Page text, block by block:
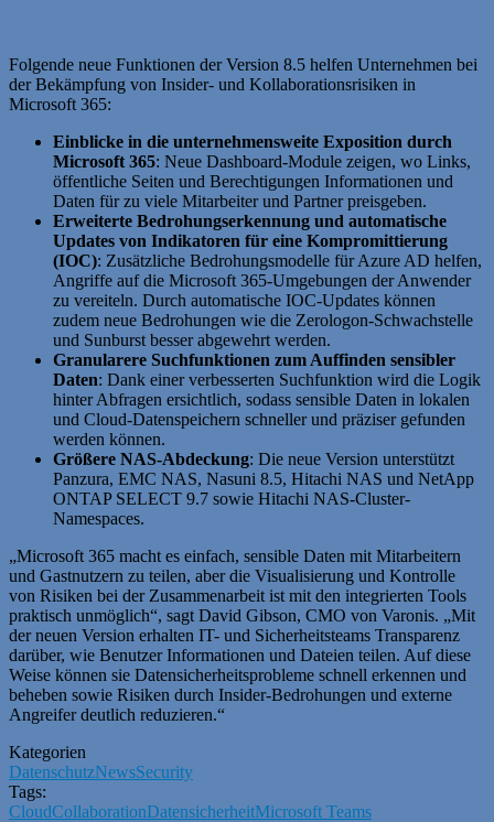
Folgende neue Funktionen der Version 8.5 helfen Unternehmen bei
der Bekämpfung von Insider- und Kollaborationsrisiken in
Microsoft 365:
Einblicke in die unternehmensweite Exposition durch
Microsoft 365: Neue Dashboard-Module zeigen, wo Links,
öffentliche Seiten und Berechtigungen Informationen und
Daten für zu viele Mitarbeiter und Partner preisgeben.
Erweiterte Bedrohungserkennung und automatische
Updates von Indikatoren für eine Kompromittierung
(IOC): Zusätzliche Bedrohungsmodelle für Azure AD helfen,
Angriffe auf die Microsoft 365-Umgebungen der Anwender
zu vereiteln. Durch automatische IOC-Updates können
zudem neue Bedrohungen wie die Zerologon-Schwachstelle
und Sunburst besser abgewehrt werden.
Granularere Suchfunktionen zum Auffinden sensibler
Daten: Dank einer verbesserten Suchfunktion wird die Logik
hinter Abfragen ersichtlich, sodass sensible Daten in lokalen
und Cloud-Datenspeichern schneller und präziser gefunden
werden können.
Größere NAS-Abdeckung: Die neue Version unterstützt
Panzura, EMC NAS, Nasuni 8.5, Hitachi NAS und NetApp
ONTAP SELECT 9.7 sowie Hitachi NAS-Cluster-
Namespaces.
„Microsoft 365 macht es einfach, sensible Daten mit Mitarbeitern
und Gastnutzern zu teilen, aber die Visualisierung und Kontrolle
von Risiken bei der Zusammenarbeit ist mit den integrierten Tools
praktisch unmöglich“, sagt David Gibson, CMO von Varonis. „Mit
der neuen Version erhalten IT- und Sicherheitsteams Transparenz
darüber, wie Benutzer Informationen und Dateien teilen. Auf diese
Weise können sie Datensicherheitsprobleme schnell erkennen und
beheben sowie Risiken durch Insider-Bedrohungen und externe
Angreifer deutlich reduzieren.“
Kategorien
DatenschutzNewsSecurity
Tags:
CloudCollaborationDatensicherheitMicrosoft Teams